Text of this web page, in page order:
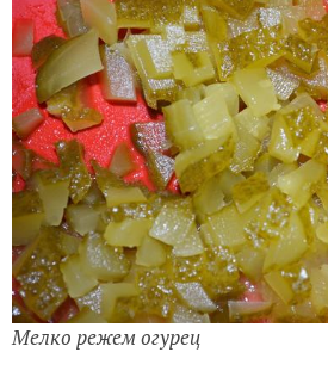
Мелко режем огурец